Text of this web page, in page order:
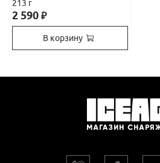
213 г
2 590₽
В корзину